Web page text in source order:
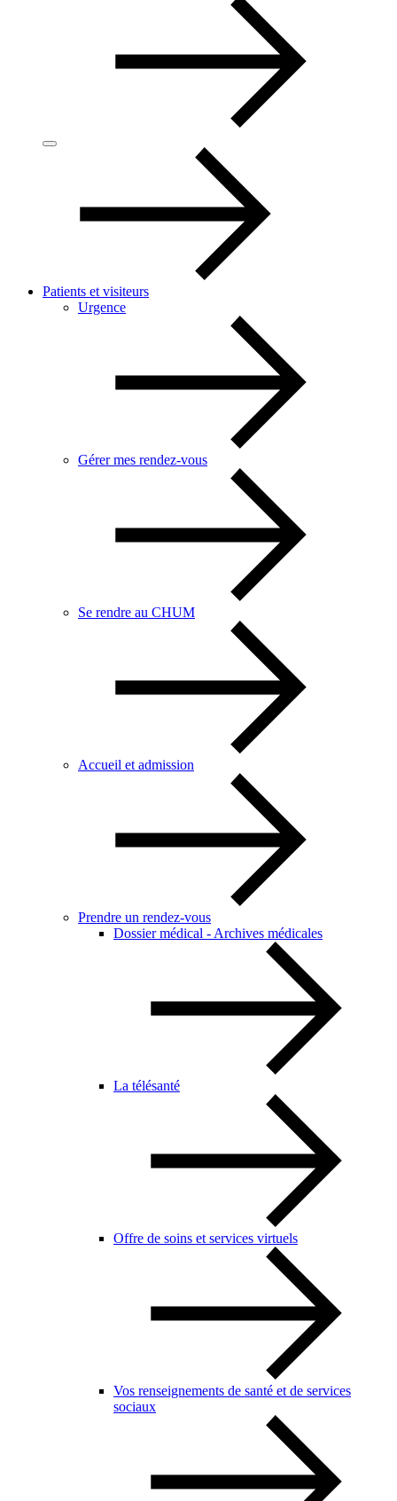
Patients et visiteurs
Urgence
Gérer mes rendez-vous
Se rendre au CHUM
Accueil et admission
Prendre un rendez-vous
Dossier médical - Archives médicales
La télésanté
Offre de soins et services virtuels
Vos renseignements de santé et de services
sociaux